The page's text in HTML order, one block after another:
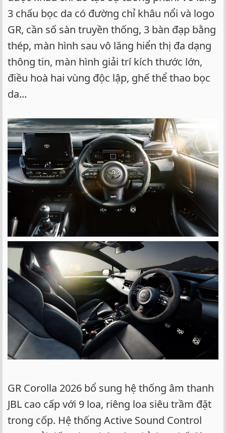
3 chấu bọc da có đường chỉ khâu nổi và logo
GR, cần số sàn truyền thống, 3 bàn đạp bằng
thép, màn hình sau vô lăng hiển thị đa dạng
thông tin, màn hình giải trí kích thước lớn,
điều hoà hai vùng độc lập, ghế thể thao bọc
da...
GR Corolla 2026 bổ sung hệ thống âm thanh
JBL cao cấp với 9 loa, riêng loa siêu trầm đặt
trong cốp. Hệ thống Active Sound Control